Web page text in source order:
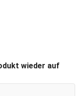
wieder auf